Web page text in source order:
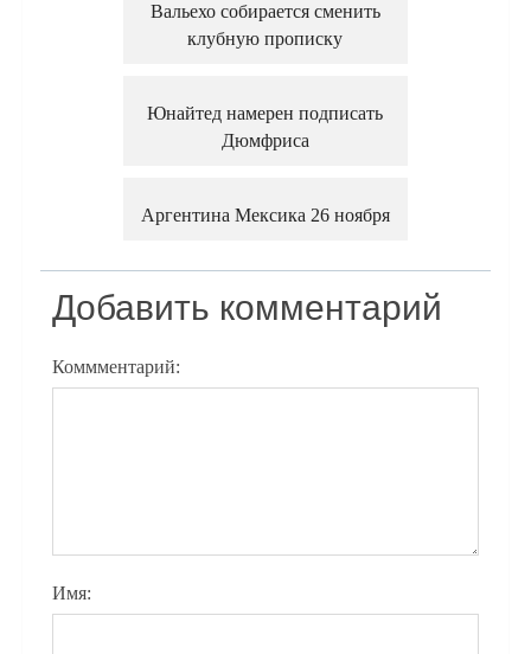
Вальехо собирается сменить
клубную прописку
Юнайтед намерен подписать
Дюмфриса
Аргентина Мексика 26 ноября
Добавить комментарий
Коммментарий:
Имя: